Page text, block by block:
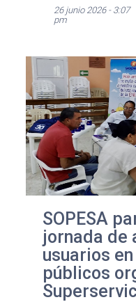
26 junio 2026 - 3:07
pm
SOPESA
jornada de
usuarios
públicos